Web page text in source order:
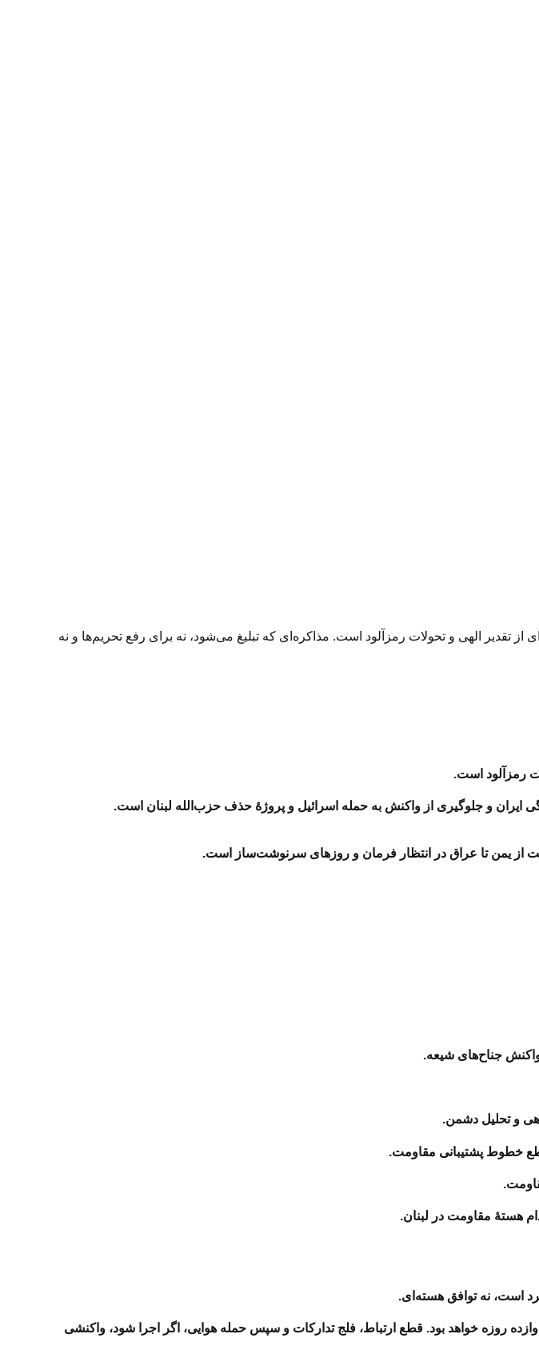
از تقدیر الهی و تحولات رمزآلود است. مذاکره‌ای که تبلیغ می‌شود، نه برای رفع تحریم‌ها و نه
رمزآلود است.
ایران و جلوگیری از واکنش به حمله اسرائیل و پروژهٔ حذف حزب‌الله لبنان است.
از یمن تا عراق در انتظار فرمان و روزهای سرنوشت‌ساز است.
هستهٔ مقاومت در لبنان.
است، نه توافق هسته‌ای.
روزه خواهد بود. قطع ارتباط، فلج تدارکات و سپس حمله هوایی، اگر اجرا شود، واکنشی